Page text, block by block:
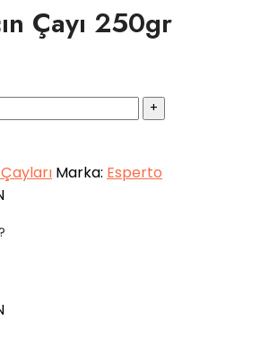
Çayı 250gr
Marka: Esperto